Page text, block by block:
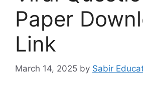
Paper
Link
March 14, 2025 by Sabir